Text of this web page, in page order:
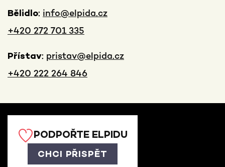
Bělidlo: info@elpida.cz
+420 272 701 335
Přístav: pristav@elpida.cz
+420 222 264 846
PODPOŘTE ELPIDU
CHCI PŘISPĚT